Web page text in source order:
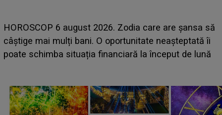
HOROSCOP 6 august 2026. Zodia care are șansa să
câștige mai mulți bani. O oportunitate neașteptată îi
poate schimba situația financiară la început de lună